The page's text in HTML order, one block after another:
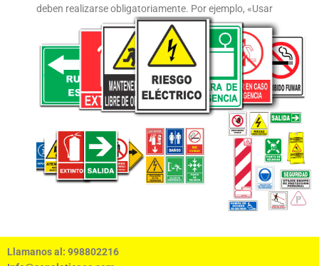
deben realizarse obligatoriamente. Por ejemplo, «Usar
Llamanos al: 998802216